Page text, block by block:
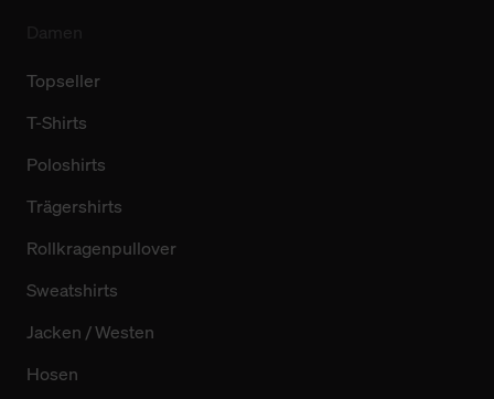
Topseller
T-Shirts
Poloshirts
Trägershirts
Rollkragenpullover
Sweatshirts
Jacken / Westen
Hosen